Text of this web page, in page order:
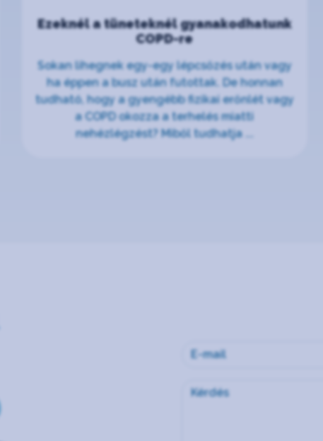
Ezeknél a tüneteknél gyanakodhatunk
COPD-re
Sokan lihegnek egy-egy lépcsőzés után vagy
ha éppen a busz után futottak. De honnan
tudható, hogy a gyengébb fizikai erőnlét vagy
a COPD okozza a terhelés miatti
nehézlégzést? Miből tudhatja ...